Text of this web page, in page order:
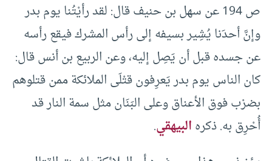
ص 194 عن سهل بن حنيف قال: لقد رأيْتُنا يوم بدر
وإنَّ أحدَنا يُشِير بسيفه إلى رأس المشرك فيقع رأسه
عن جسده قبل أن يَصِل إليه، وعن الربيع بن أنس قال:
كان الناس يوم بدر يَعرِفون قتْلَى الملائكة ممن قتلوهم
بضرْب فوق الأعناق وعلى البَنَان مثل سمة النار قد
أُحْرِق به. ذكرهالبيهقي.